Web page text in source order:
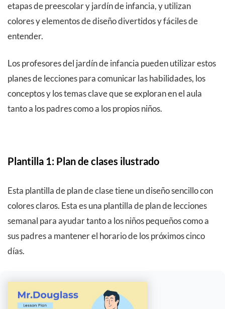
etapas de preescolar y jardín de infancia, y utilizan
colores y elementos de diseño divertidos y fáciles de
entender.
Los profesores del jardín de infancia pueden utilizar estos
planes de lecciones para comunicar las habilidades, los
conceptos y los temas clave que se exploran en el aula
tanto a los padres como a los propios niños.
Plantilla 1: Plan de clases ilustrado
Esta plantilla de plan de clase tiene un diseño sencillo con
colores claros. Esta es una plantilla de plan de lecciones
semanal para ayudar tanto a los niños pequeños como a
sus padres a mantener el horario de los próximos cinco
días.